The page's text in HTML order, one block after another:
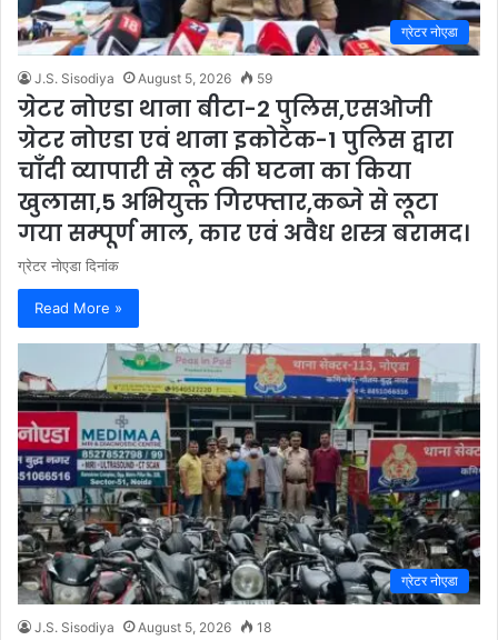
ग्रेटर नोएडा
J.S. Sisodiya August 5, 2026 59
ग्रेटर नोएडा थाना बीटा-2 पुलिस,एसओजी
ग्रेटर नोएडा एवं थाना इकोटेक-1 पुलिस द्वारा
चाँदी व्यापारी से लूट की घटना का किया
खुलासा,5 अभियुक्त गिरफ्तार,कब्जे से लूटा
गया सम्पूर्ण माल, कार एवं अवैध शस्त्र बरामद।
ग्रेटर नोएडा दिनांक
Read More »
ग्रेटर नोएडा
J.S. Sisodiya August 5, 2026 18